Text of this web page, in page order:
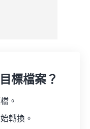
標檔案？
。
轉換。